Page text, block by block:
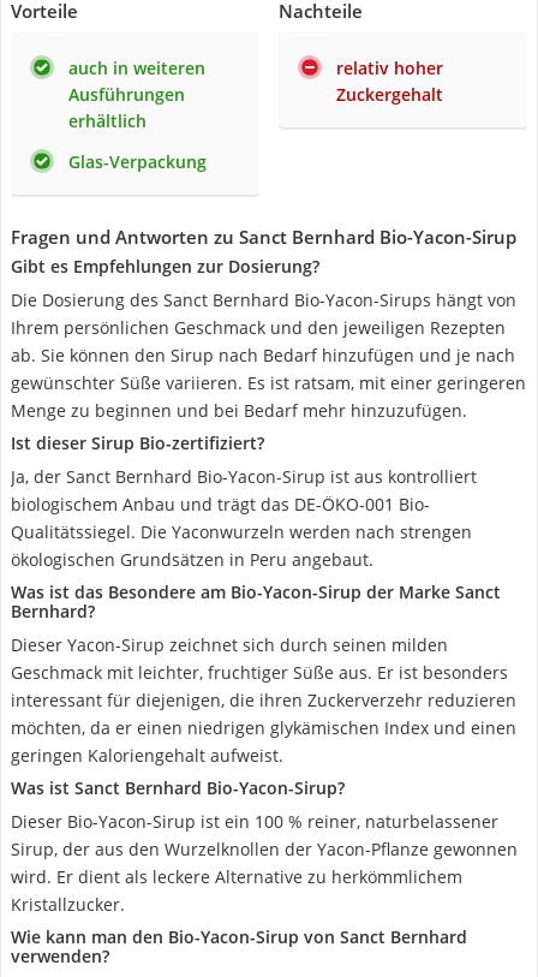
Vorteile
auch in weiteren
Ausführungen
erhältlich
Glas-Verpackung
Nachteile
relativ hoher
Zuckergehalt
Fragen und Antworten zu Sanct Bernhard Bio-Yacon-Sirup
Gibt es Empfehlungen zur Dosierung?
Die Dosierung des Sanct Bernhard Bio-Yacon-Sirups hängt von
Ihrem persönlichen Geschmack und den jeweiligen Rezepten
ab. Sie können den Sirup nach Bedarf hinzufügen und je nach
gewünschter Süße variieren. Es ist ratsam, mit einer geringeren
Menge zu beginnen und bei Bedarf mehr hinzuzufügen.
Ist dieser Sirup Bio-zertifiziert?
Ja, der Sanct Bernhard Bio-Yacon-Sirup ist aus kontrolliert
biologischem Anbau und trägt das DE-ÖKO-001 Bio-
Qualitätssiegel. Die Yaconwurzeln werden nach strengen
ökologischen Grundsätzen in Peru angebaut.
Was ist das Besondere am Bio-Yacon-Sirup der Marke Sanct
Bernhard?
Dieser Yacon-Sirup zeichnet sich durch seinen milden
Geschmack mit leichter, fruchtiger Süße aus. Er ist besonders
interessant für diejenigen, die ihren Zuckerverzehr reduzieren
möchten, da er einen niedrigen glykämischen Index und einen
geringen Kaloriengehalt aufweist.
Was ist Sanct Bernhard Bio-Yacon-Sirup?
Dieser Bio-Yacon-Sirup ist ein 100 % reiner, naturbelassener
Sirup, der aus den Wurzelknollen der Yacon-Pflanze gewonnen
wird. Er dient als leckere Alternative zu herkömmlichem
Kristallzucker.
Wie kann man den Bio-Yacon-Sirup von Sanct Bernhard
verwenden?